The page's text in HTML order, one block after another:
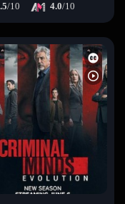
/10 4.0/10